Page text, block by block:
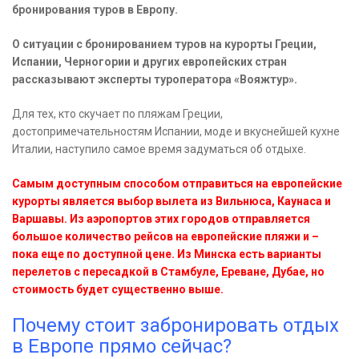
бронирования туров в Европу.
О ситуации с бронированием туров на курорты Греции,
Испании, Черногории и других европейских стран
рассказывают эксперты туроператора «Вояжтур».
Для тех, кто скучает по пляжам Греции,
достопримечательностям Испании, моде и вкуснейшей кухне
Италии, наступило самое время задуматься об отдыхе.
Самым доступным способом отправиться на европейские
курорты является выбор вылета из Вильнюса, Каунаса и
Варшавы. Из аэропортов этих городов отправляется
большое количество рейсов на европейские пляжи и –
пока еще по доступной цене. Из Минска есть варианты
перелетов с пересадкой в Стамбуле, Ереване, Дубае, но
стоимость будет существенно выше.
Почему стоит забронировать отдых
в Европе прямо сейчас?